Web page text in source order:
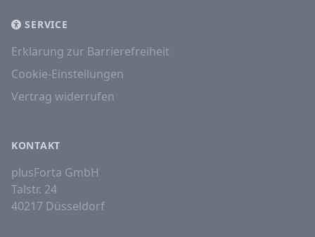
SERVICE
Erklärung zur Barrierefreiheit
Cookie-Einstellungen
Vertrag widerrufen
KONTAKT
plusForta GmbH
Talstr. 24
40217 Düsseldorf